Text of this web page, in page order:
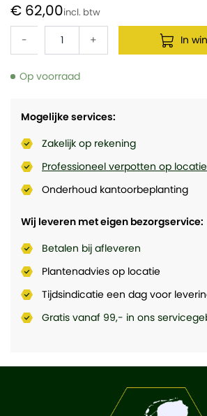
Mogelijke services:
Zakelijk op rekening
Professioneel verpotten op locatie
Onderhoud kantoorbeplanting
Wij leveren met eigen bezorgservice:
Betalen bij afleveren
Plantenadvies op locatie
Tijdsindicatie een dag voor
Gratis vanaf 99,- in ons
€ 62,00
- + In
Op voorraad